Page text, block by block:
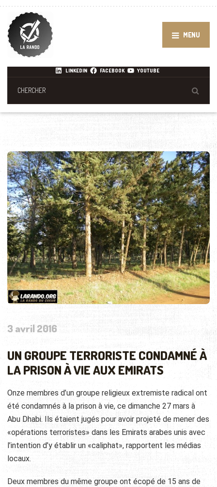
MENU
LINKEDIN FACEBOOK YOUTUBE
3 avril 2016
UN GROUPE TERRORISTE CONDAMNÉ À
LA PRISON À VIE AUX EMIRATS
Onze membres d’un groupe religieux extremiste radical ont
été condamnés à la prison à vie, ce dimanche 27 mars à
Abu Dhabi. Ils étaient jugés pour avoir projeté de mener des
«opérations terroristes» dans les Emirats arabes unis avec
l’intention d’y établir un «caliphat», rapportent les médias
locaux.
Deux membres du même groupe ont écopé de 15 ans de